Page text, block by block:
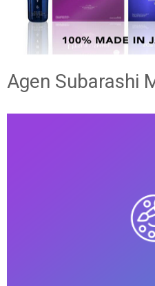
Agen Subarashi